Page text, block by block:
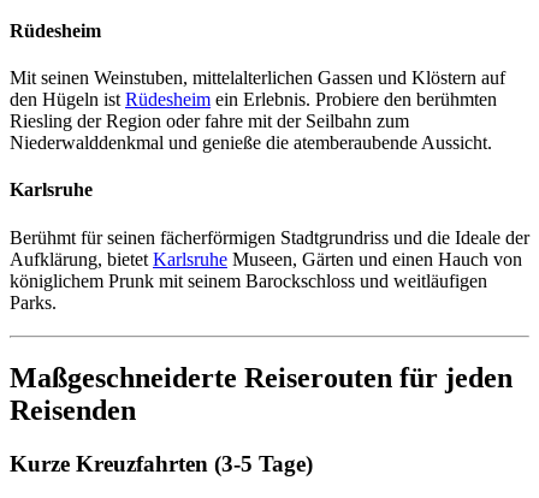
Rüdesheim
Mit seinen Weinstuben, mittelalterlichen Gassen und Klöstern auf
den Hügeln ist Rüdesheim ein Erlebnis. Probiere den berühmten
Riesling der Region oder fahre mit der Seilbahn zum
Niederwalddenkmal und genieße die atemberaubende Aussicht.
Karlsruhe
Berühmt für seinen fächerförmigen Stadtgrundriss und die Ideale der
Aufklärung, bietet Karlsruhe Museen, Gärten und einen Hauch von
königlichem Prunk mit seinem Barockschloss und weitläufigen
Parks.
Maßgeschneiderte Reiserouten für jeden
Reisenden
Kurze Kreuzfahrten (3-5 Tage)